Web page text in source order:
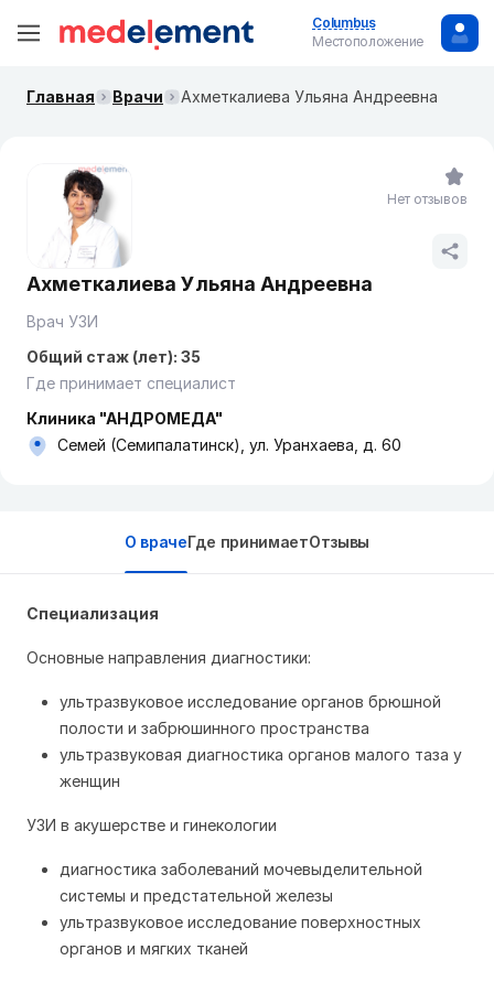
Columbus
Местоположение
Главная Врачи Ахметкалиева Ульяна Андреевна
Ахметкалиева Ульяна Андреевна
Врач УЗИ
Общий стаж (лет): 35
Где принимает специалист
Клиника "АНДРОМЕДА"
Семей (Семипалатинск), ул. Уранхаева, д. 60
Нет отзывов
О врачеГде принимаетОтзывы
Специализация
Основные направления диагностики:
ультразвуковое исследование органов брюшной
полости и забрюшинного пространства
ультразвуковая диагностика органов малого таза у
женщин
УЗИ в акушерстве и гинекологии
диагностика заболеваний мочевыделительной
системы и предстательной железы
ультразвуковое исследование поверхностных
органов и мягких тканей